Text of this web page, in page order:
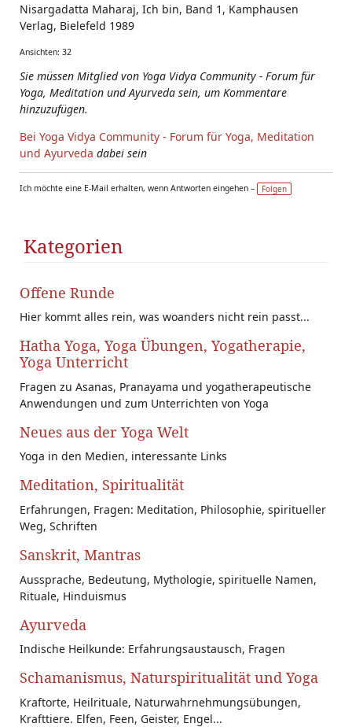
Nisargadatta Maharaj, Ich bin, Band 1, Kamphausen
Verlag, Bielefeld 1989
Ansichten: 32
Sie müssen Mitglied von Yoga Vidya Community - Forum für
Yoga, Meditation und Ayurveda sein, um Kommentare
hinzuzufügen.
Bei Yoga Vidya Community - Forum für Yoga, Meditation
und Ayurveda dabei sein
Ich möchte eine E-Mail erhalten, wenn Antworten eingehen – Folgen
Kategorien
Offene Runde
Hier kommt alles rein, was woanders nicht rein passt...
Hatha Yoga, Yoga Übungen, Yogatherapie,
Yoga Unterricht
Fragen zu Asanas, Pranayama und yogatherapeutische
Anwendungen und zum Unterrichten von Yoga
Neues aus der Yoga Welt
Yoga in den Medien, interessante Links
Meditation, Spiritualität
Erfahrungen, Fragen: Meditation, Philosophie, spiritueller
Weg, Schriften
Sanskrit, Mantras
Aussprache, Bedeutung, Mythologie, spirituelle Namen,
Rituale, Hinduismus
Ayurveda
Indische Heilkunde: Erfahrungsaustausch, Fragen
Schamanismus, Naturspiritualität und Yoga
Kraftorte, Heilrituale, Naturwahrnehmungsübungen,
Krafttiere. Elfen, Feen, Geister, Engel...